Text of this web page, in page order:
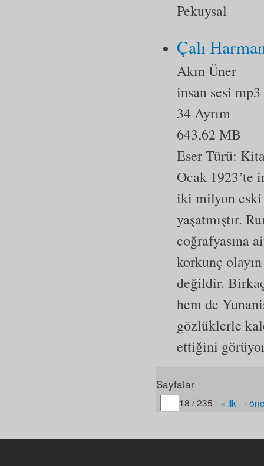
Pekuysal
Çalı
Akın Üner
insan sesi mp3
34 Ayrım
643,62 MB
Eser Türü:
Ocak 1923’te
iki milyon eski
yaşatmıştır.
coğrafyasına
korkunç
değildir.
hem de
gözlüklerle
ettiğini
Sayfalar
Gitmek istediğiniz
18 / 235 « ilk ‹